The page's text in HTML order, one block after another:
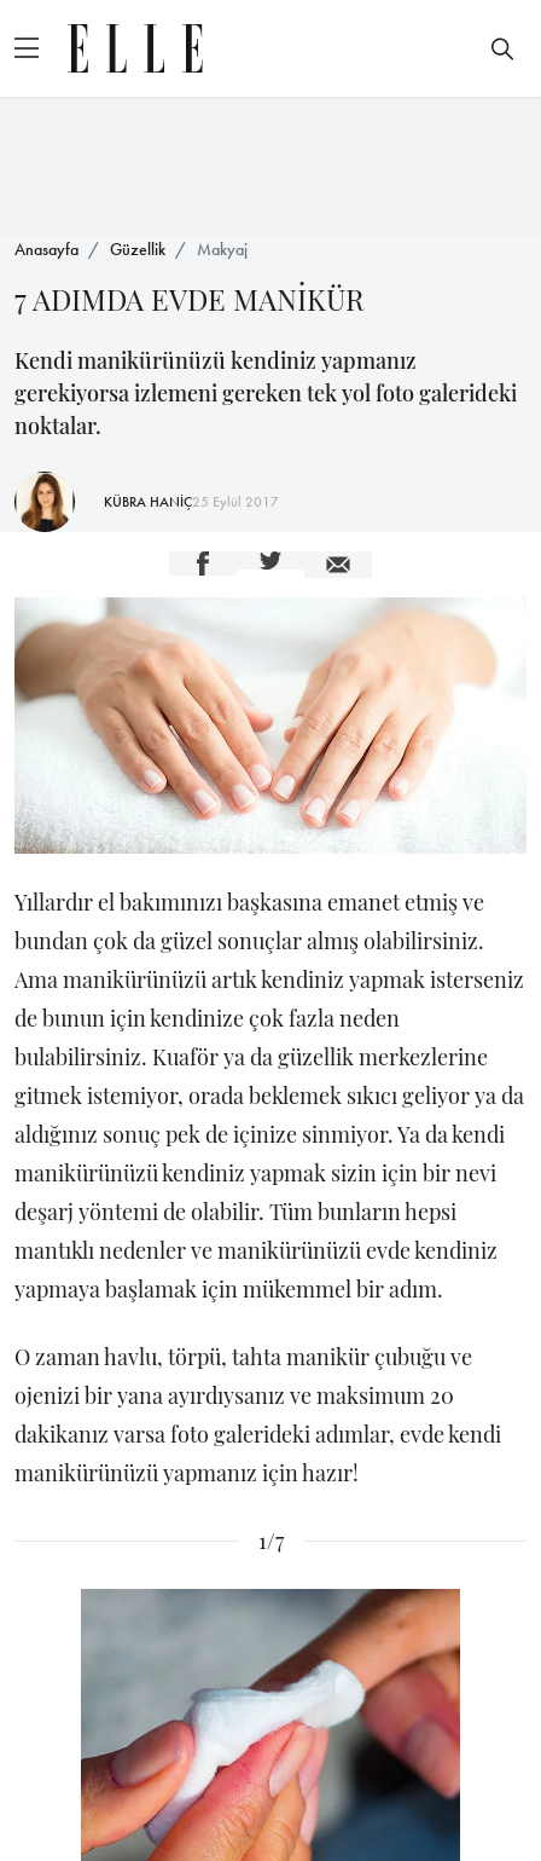
Anasayfa Güzellik Makyaj
7 ADIMDA EVDE MANİKÜR
Kendi manikürünüzü kendiniz yapmanız
gerekiyorsa izlemeni gereken tek yol foto galerideki
noktalar.
KÜBRA HANİÇ25 Eylül 2017
Yıllardır el bakımınızı başkasına emanet etmiş ve
bundan çok da güzel sonuçlar almış olabilirsiniz.
Ama manikürünüzü artık kendiniz yapmak isterseniz
de bunun için kendinize çok fazla neden
bulabilirsiniz. Kuaför ya da güzellik merkezlerine
gitmek istemiyor, orada beklemek sıkıcı geliyor ya da
aldığınız sonuç pek de içinize sinmiyor. Ya da kendi
manikürünüzü kendiniz yapmak sizin için bir nevi
deşarj yöntemi de olabilir. Tüm bunların hepsi
mantıklı nedenler ve manikürünüzü evde kendiniz
yapmaya başlamak için mükemmel bir adım.
O zaman havlu, törpü, tahta manikür çubuğu ve
ojenizi bir yana ayırdıysanız ve maksimum 20
dakikanız varsa foto galerideki adımlar, evde kendi
manikürünüzü yapmanız için hazır!
1/7